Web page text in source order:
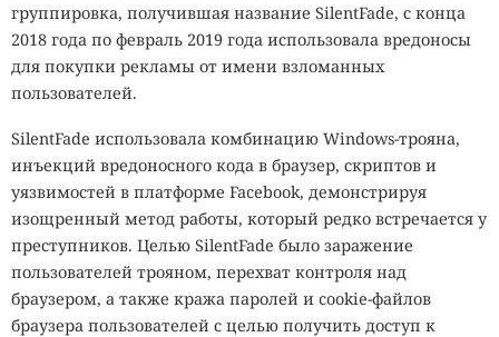
группировка, получившая название SilentFade, с конца
2018 года по февраль 2019 года использовала вредоносы
для покупки рекламы от имени взломанных
пользователей.
SilentFade использовала комбинацию Windows-трояна,
инъекций вредоносного кода в браузер, скриптов и
уязвимостей в платформе Facebook, демонстрируя
изощренный метод работы, который редко встречается у
преступников. Целью SilentFade было заражение
пользователей трояном, перехват контроля над
браузером, а также кража паролей и cookie-файлов
браузера пользователей с целью получить доступ к